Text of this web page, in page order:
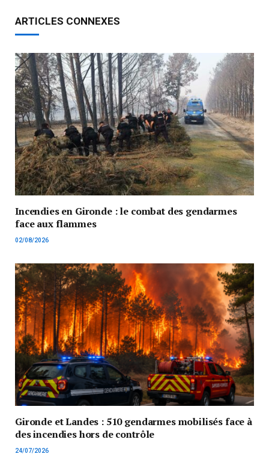
ARTICLES CONNEXES
Incendies en Gironde : le combat des gendarmes
face aux flammes
02/08/2026
Gironde et Landes : 510 gendarmes mobilisés face à
des incendies hors de contrôle
24/07/2026